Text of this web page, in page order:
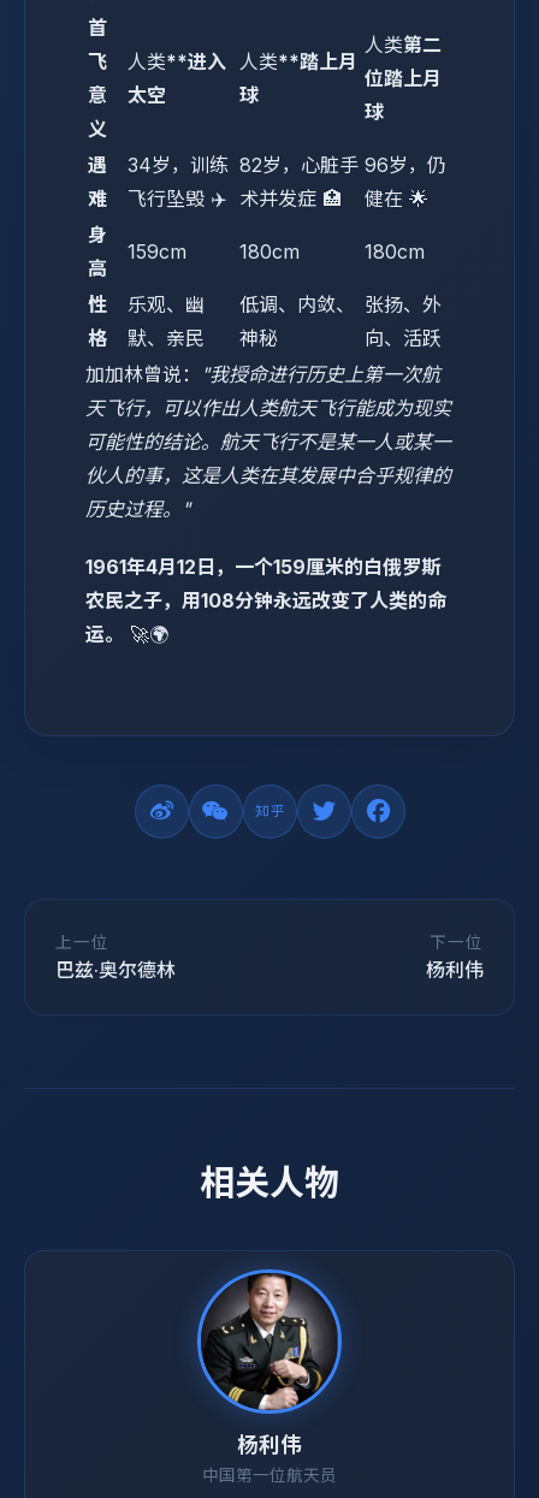
首
飞
意
义
人类**进入
太空
人类**踏上月
球
人类第二
位踏上月
球
遇
难
34岁，训练
飞行坠毁 ✈️
82岁，心脏手
术并发症 🏥
96岁，仍
健在 🌟
身
高
159cm 180cm 180cm
性
格
乐观、幽
默、亲民
低调、内敛、
神秘
张扬、外
向、活跃
加加林曾说：
"我授命进行历史上第一次航
天飞行，可以作出人类航天飞行能成为现实
可能性的结论。航天飞行不是某一人或某一
伙人的事，这是人类在其发展中合乎规律的
历史过程。"
1961年4月12日，一个159厘米的白俄罗斯
农民之子，用108分钟永远改变了人类的命
运。
🚀🌍
上一位
巴兹·奥尔德林
下一位
杨利伟
相关人物
杨利伟
中国第一位航天员